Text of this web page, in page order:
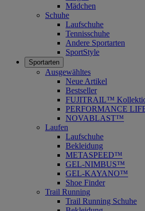
Mädchen
Schuhe
Laufschuhe
Tennisschuhe
Andere Sportarten
SportStyle
Sportarten
Ausgewähltes
Neue Artikel
Bestseller
FUJITRAIL™
PERFORMANCE
NOVABLAST™
Laufen
Laufschuhe
Bekleidung
METASPEED™
GEL-NIMBUS™
GEL-KAYANO™
Shoe Finder
Trail Running
Trail Running Schuhe